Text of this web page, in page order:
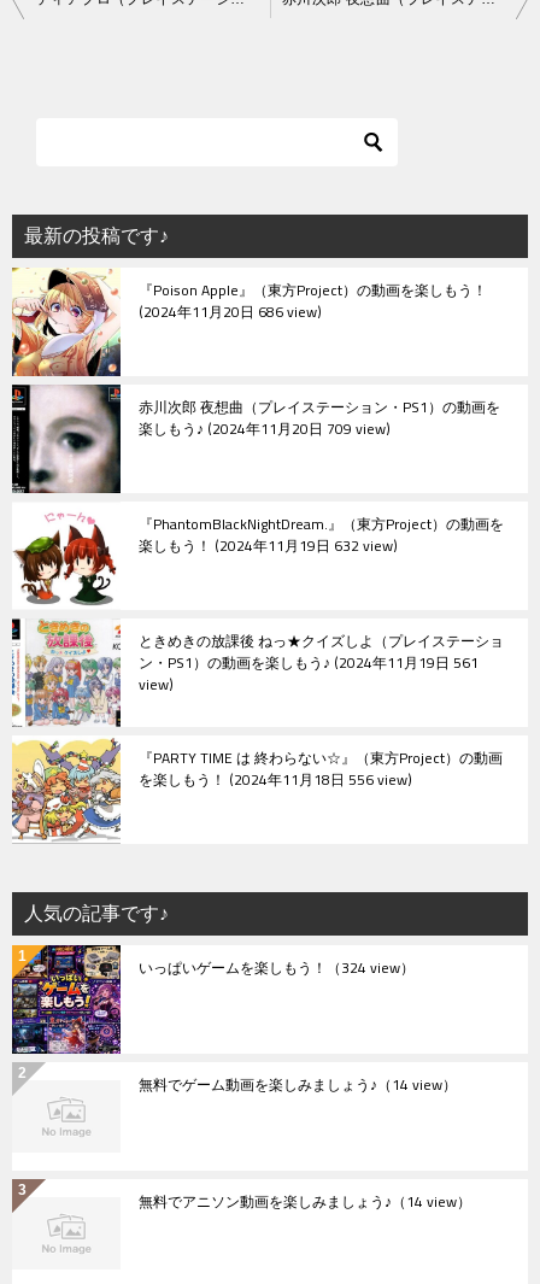
シ
ョ
ン
最新の投稿です♪
『Poison Apple』（東方Project）の動画を楽しもう！
2024年11月20日 686 view
赤川次郎 夜想曲（プレイステーション・PS1）の動画を
楽しもう♪ 2024年11月20日 709 view
『PhantomBlackNightDream.』（東方Project）の動画を
楽しもう！ 2024年11月19日 632 view
ときめきの放課後 ねっ★クイズしよ（プレイステーショ
ン・PS1）の動画を楽しもう♪ 2024年11月19日 561
view
『PARTY TIME は 終わらない☆』（東方Project）の動画
を楽しもう！ 2024年11月18日 556 view
人気の記事です♪
いっぱいゲームを楽しもう！ （324 view）
無料でゲーム動画を楽しみましょう♪ （14 view）
無料でアニソン動画を楽しみましょう♪ （14 view）